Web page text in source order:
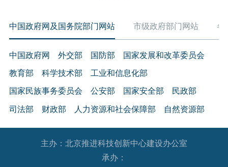
中国政府网及国务院部门网站 市级政府部门网站 各
中国政府网 外交部 国防部 国家发展和改革委员会
教育部 科学技术部 工业和信息化部
国家民族事务委员会 公安部 国家安全部 民政部
司法部 财政部 人力资源和社会保障部 自然资源部
生态环境部 住房和城乡建设部 交通运输部 水利部
农业农村部 商务部 文化和旅游部
退役军人事务部
主办：北京推进科技创新中心建设办公室
承办：